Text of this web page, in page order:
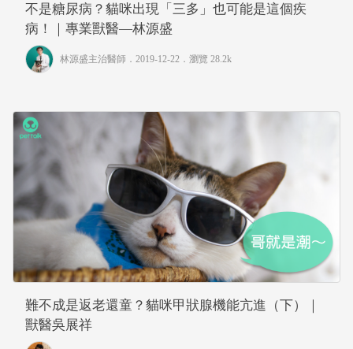
不是糖尿病？貓咪出現「三多」也可能是這個疾
病！｜專業獸醫—林源盛
林源盛主治醫師 ．2019-12-22． 瀏覽 28.2k
難不成是返老還童？貓咪甲狀腺機能亢進（下）｜
獸醫吳展祥